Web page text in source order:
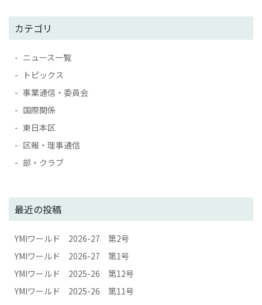
カテゴリ
ニュース一覧
トピックス
事業通信・委員会
国際関係
東日本区
区報・理事通信
部・クラブ
最近の投稿
YMIワールド 2026-27 第2号
YMIワールド 2026-27 第1号
YMIワールド 2025-26 第12号
YMIワールド 2025-26 第11号